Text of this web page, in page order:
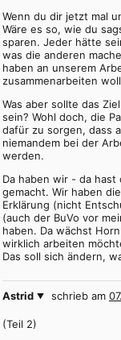
Wenn du dir jetzt mal
Wäre es so, wie du
sparen. Jeder hätte
was die anderen
haben an unserem
zusammenarbeiten
Was aber sollte das
sein? Wohl doch, die
dafür zu sorgen, dass
niemandem bei der
werden.
Da haben wir - da
gemacht. Wir haben
Erklärung (nicht
(auch der BuVo vor
haben. Da wächst
wirklich arbeiten
Das soll sich ändern,
Astrid schrieb am
(Teil 2)